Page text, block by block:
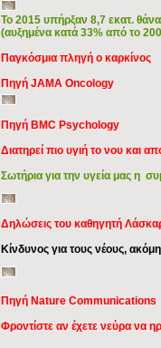
Το 2015 υπήρξαν 8,7 εκατ.
(αυξημένα κατά 33% από το
Παγκόσμια πληγή ο καρκίνος
Πηγή JAMA Oncology
Πηγή BMC Psychology
Διατηρεί πιο υγιή το νου και
Σωτήρια για την υγεία μας η
Δηλώσεις του καθηγητή
Κίνδυνος για τους νέους,
Πηγή Nature Communications
Φροντίστε αν έχετε νεύρα να